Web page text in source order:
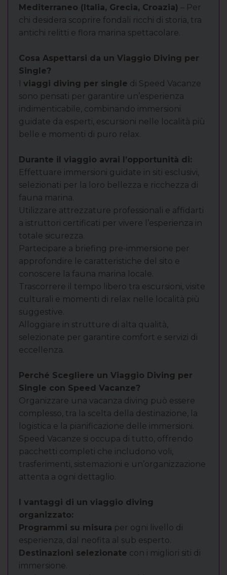
Mediterraneo (Italia, Grecia, Croazia) – Per
chi desidera scoprire fondali ricchi di storia, tra
antichi relitti e flora marina spettacolare.
Cosa Aspettarsi da un Viaggio Diving per
Single?
I viaggi diving per single di Speed Vacanze
sono pensati per garantire un’esperienza
indimenticabile, combinando immersioni
guidate da esperti, escursioni nelle località più
belle e momenti di puro relax.
Durante il viaggio avrai l’opportunità di:
Effettuare immersioni guidate in siti esclusivi,
selezionati per la loro bellezza e ricchezza di
fauna marina.
Utilizzare attrezzature professionali e affidarti
a istruttori certificati per vivere l’esperienza in
totale sicurezza.
Partecipare a briefing pre-immersione per
approfondire le caratteristiche del sito e
conoscere la fauna marina locale.
Trascorrere il tempo libero tra escursioni, visite
culturali e momenti di relax nelle località più
suggestive.
Alloggiare in strutture di alta qualità,
selezionate per garantire comfort e servizi di
eccellenza.
Perché Scegliere un Viaggio Diving per
Single con Speed Vacanze?
Organizzare una vacanza diving può essere
complesso, tra la scelta della destinazione, la
logistica e la pianificazione delle immersioni.
Speed Vacanze si occupa di tutto, offrendo
pacchetti completi che includono voli,
trasferimenti, sistemazioni e un’organizzazione
attenta a ogni dettaglio.
I vantaggi di un viaggio diving
organizzato:
Programmi su misura per ogni livello di
esperienza, dal neofita al sub esperto.
Destinazioni selezionate con i migliori siti di
immersione.